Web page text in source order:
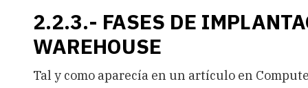
2.2.3.- FASES DE
WAREHOUSE
Tal y como aparecía en un artículo en